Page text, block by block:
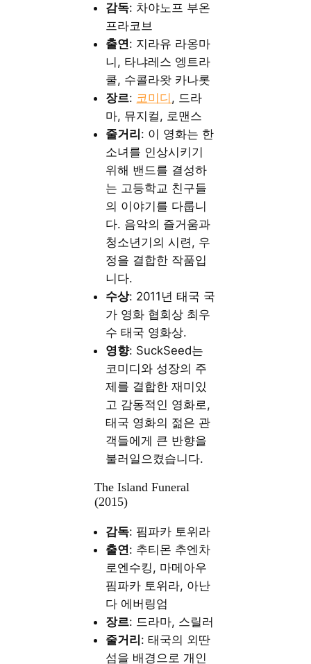
감독: 차야노프 부온
프라코브
출연: 지라유 라옹마
니, 타냐레스 엥트라
쿨, 수콜라왓 카나롯
장르: 코미디 , 드라
마, 뮤지컬, 로맨스
줄거리 : 이 영화는 한
소녀를 인상시키기
위해 밴드를 결성하
는 고등학교 친구들
의 이야기를 다룹니
다. 음악의 즐거움과
청소년기의 시련, 우
정을 결합한 작품입
니다.
수상: 2011년 태국 국
가 영화 협회상 최우
수 태국 영화상.
영향: SuckSeed는
코미디와 성장의 주
제를 결합한 재미있
고 감동적인 영화로,
태국 영화의 젊은 관
객들에게 큰 반향을
불러일으켰습니다.
The Island Funeral
(2015)
감독: 핌파카 토위라
출연: 추티몬 추엔차
로엔수킹, 마메아우
핌파카 토위라, 아난
다 에버링엄
장르: 드라마, 스릴러
줄거리: 태국의 외딴
섬을 배경으로 개인